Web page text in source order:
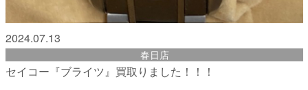
2024.07.13
春日店
セイコー『ブライツ』買取りました！！！